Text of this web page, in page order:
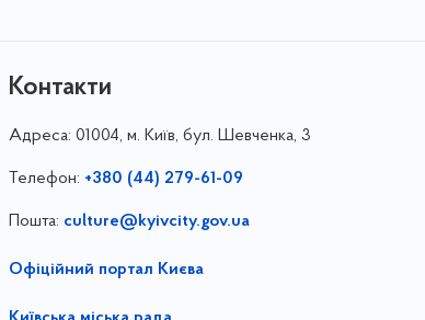
Контакти
Адреса: 01004, м. Київ, бул. Шевченка, 3
Телефон: +380 (44) 279-61-09
Пошта: culture@kyivcity.gov.ua
Офіційний портал Києва